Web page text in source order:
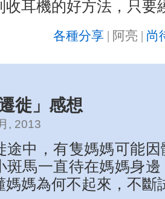
收耳機的好方法，只要
各種分享 | 阿亮 | 尚
徙」感想
, 2013
途中，有隻媽媽可能
斑馬一直待在媽媽身
媽媽為何不起來，不